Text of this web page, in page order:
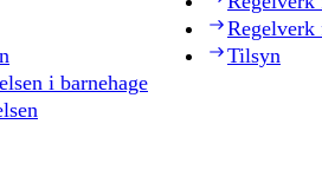
i barnehage
Tilsyn